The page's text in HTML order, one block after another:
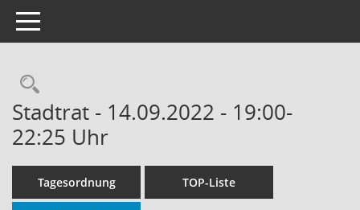
Toggle navigation
Rechercheauswahl
Stadtrat - 14.09.2022 - 19:00-
22:25 Uhr
Tagesordnung TOP-Liste